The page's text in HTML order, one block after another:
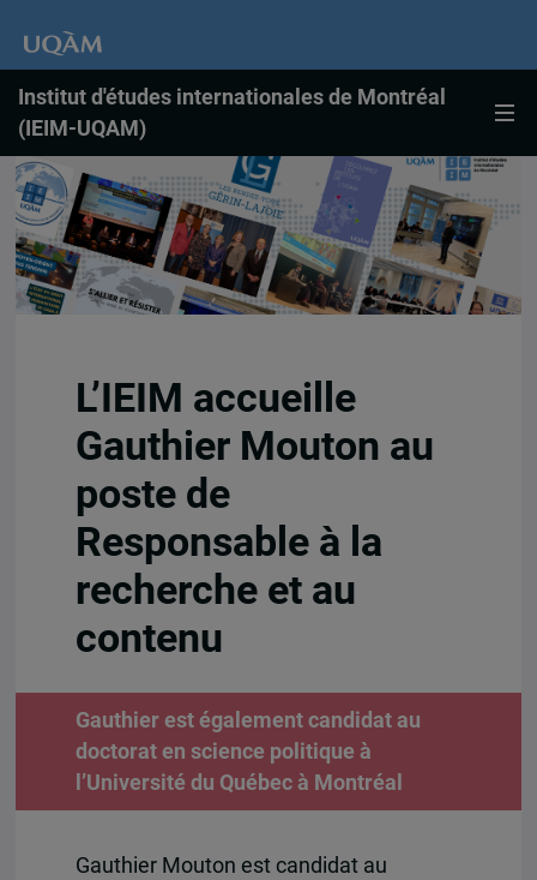
Institut d'études internationales de Montréal
(IEIM-UQAM)
L’IEIM accueille
Gauthier Mouton au
poste de
Responsable à la
recherche et au
contenu
Gauthier est également candidat au
doctorat en science politique à
l’Université du Québec à Montréal
Gauthier Mouton est candidat au